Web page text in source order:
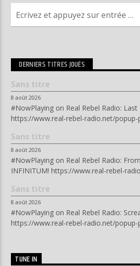
DERNIERS TITRES JOUÉS
Sans titre
8 août 2026
#NowPlaying on Real Rebel Radio: Last
https://www.real-rebel-radio.net/popup-
Sans titre
8 août 2026
#NowPlaying on Real Rebel Radio:
INFINITUM! https://www.real-rebel-
Sans titre
8 août 2026
#NowPlaying on Real Rebel Radio:
https://www.real-rebel-radio.net/popup-
TUNE IN